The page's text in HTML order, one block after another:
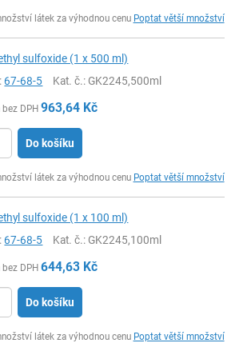
látek za výhodnou cenu Poptat větší množství
sulfoxide (1 x 500 ml)
67-68-5 Kat. č.: GK2245,500ml
bez DPH 963,64 Kč
Do košíku
látek za výhodnou cenu Poptat větší množství
sulfoxide (1 x 100 ml)
67-68-5 Kat. č.: GK2245,100ml
bez DPH 644,63 Kč
Do košíku
látek za výhodnou cenu Poptat větší množství